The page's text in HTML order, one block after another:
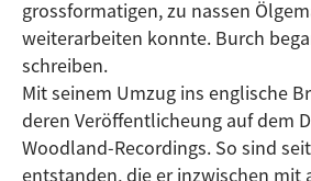
grossformatigen, zu nassen
weiterarbeiten konnte. Burch
schreiben.
Mit seinem Umzug ins englische
deren Veröffentlicheung auf dem
Woodland-Recordings. So sind
entstanden, die er inzwischen mit